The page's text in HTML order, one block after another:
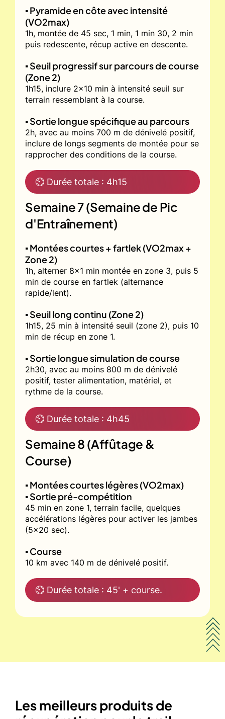
▪️ Pyramide en côte avec intensité
(VO2max)
1h, montée de 45 sec, 1 min, 1 min 30, 2 min
puis redescente, récup active en descente.
▪️ Seuil progressif sur parcours de course
(Zone 2)
1h15, inclure 2x10 min à intensité seuil sur
terrain ressemblant à la course.
▪️ Sortie longue spécifique au parcours
2h, avec au moins 700 m de dénivelé positif,
inclure de longs segments de montée pour se
rapprocher des conditions de la course.
⏲ Durée totale : 4h15
Semaine 7 (Semaine de Pic
d'Entraînement)
▪️ Montées courtes + fartlek (VO2max +
Zone 2)
1h, alterner 8x1 min montée en zone 3, puis 5
min de course en fartlek (alternance
rapide/lent).
▪️ Seuil long continu (Zone 2)
1h15, 25 min à intensité seuil (zone 2), puis 10
min de récup en zone 1.
▪️ Sortie longue simulation de course
2h30, avec au moins 800 m de dénivelé
positif, tester alimentation, matériel, et
rythme de la course.
⏲ Durée totale : 4h45
Semaine 8 (Affûtage &
Course)
▪️ Montées courtes légères (VO2max)
▪️ Sortie pré-compétition
45 min en zone 1, terrain facile, quelques
accélérations légères pour activer les jambes
(5x20 sec).
▪️ Course
10 km avec 140 m de dénivelé positif.
⏲ Durée totale : 45' + course.
Les meilleurs produits de